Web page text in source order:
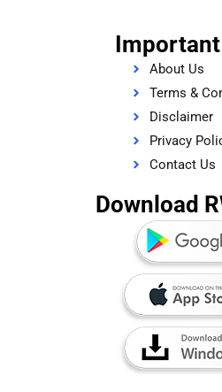
About Us
Terms &
Disclaimer
Privacy
Contact Us
Download